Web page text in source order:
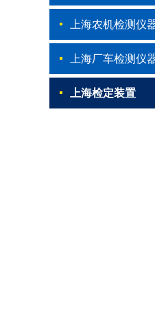
上海农机检测仪
上海厂车检测仪
上海检定装置